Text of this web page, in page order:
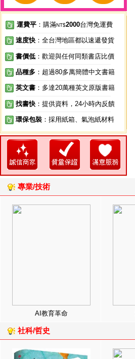
運費平 ：購滿NT$2000台灣免運費
速度快 ：全台灣地區都以速遞發貨
書價低 ：歡迎與任何同類書店比價
品種多 ：超過80多萬簡體中文書籍
英文書 ：多達20萬種英文原版書籍
找書快 ：提供資料，24小時內反饋
環保包裝 ：採用紙箱、氣泡紙材料
專業/技術
AI教育革命
社科/哲史